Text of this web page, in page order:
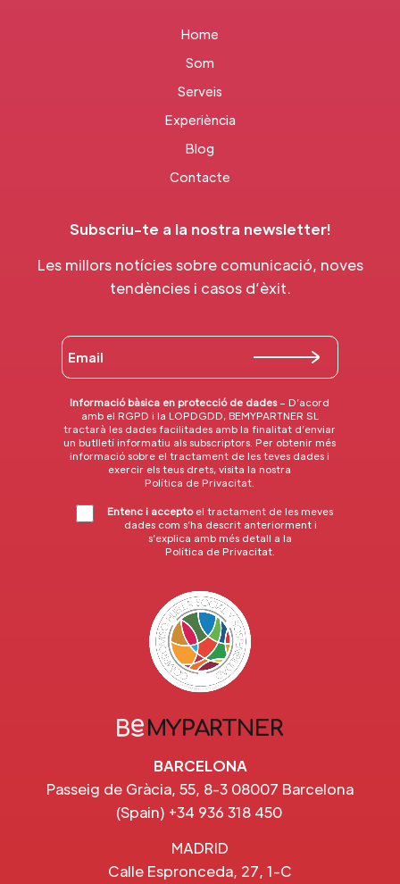
Home
Som
Serveis
Experiència
Blog
Contacte
Subscriu-te a la nostra newsletter!
Les millors notícies sobre comunicació, noves
tendències i casos d’èxit.
Informació bàsica en protecció de dades– D’acord
amb el RGPD i la LOPDGDD, BEMYPARTNER SL
tractarà les dades facilitades amb la finalitat d’enviar
un butlletí informatiu als subscriptors. Per obtenir més
informació sobre el tractament de les teves dades i
exercir els teus drets, visita la nostra
Política de Privacitat
Entenc i accepto el tractament de les meves
dades com s’ha descrit anteriorment i
s’explica amb més detall a la
Política de Privacitat
BARCELONA
Passeig de Gràcia, 55, 8-3 08007 Barcelona
(Spain) +34 936 318 450
MADRID
Calle Espronceda, 27, 1-C